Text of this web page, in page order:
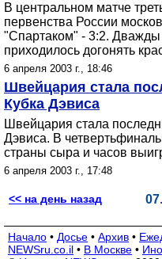
В центральном матче
первенства России
"Спартаком" - 3:2.
приходилось догонять
6 апреля 2003 г., 18:46
Швейцария стала
Кубка Дэвиса
Швейцария стала
Дэвиса. В
страны сыра и часов
6 апреля 2003 г., 17:48
<< на день назад
Начало • Досье • Архив •
NEWSru.co.il • В Москве •